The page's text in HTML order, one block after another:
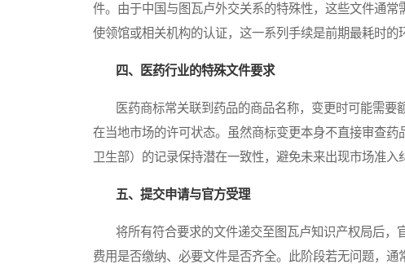
件。由于中国与图瓦卢外交关系的特殊性，这些文件通
使领馆或相关机构的认证，这一系列手续是前期最耗时的
四、医药行业的特殊文件要求
医药商标常关联到药品的商品名称，变更时可能需要
在当地市场的许可状态。虽然商标变更本身不直接审查
卫生部）的记录保持潜在一致性，避免未来出现市场准入
五、提交申请与官方受理
将所有符合要求的文件递交至图瓦卢知识产权局后，
费用是否缴纳、必要文件是否齐全。此阶段若无问题，通